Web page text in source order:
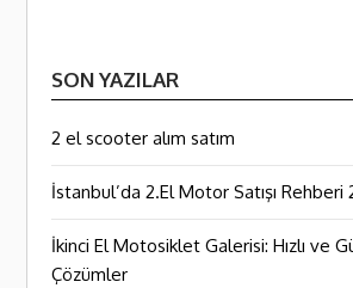
SON YAZILAR
2 el scooter alım satım
İstanbul’da 2.El Motor Satışı Rehberi
İkinci El Motosiklet Galerisi: Hızlı ve
Çözümler